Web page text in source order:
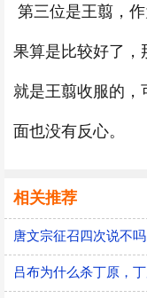
第三位是王翦，
果算是比较好了，
就是王翦收服的，
面也没有反心。
相关推荐
吕布为什么杀丁原，